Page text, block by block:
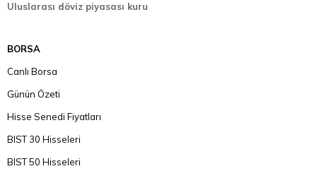
Uluslarası döviz piyasası kuru
BORSA
Canlı Borsa
Günün Özeti
Hisse Senedi Fiyatları
BIST 30 Hisseleri
BIST 50 Hisseleri